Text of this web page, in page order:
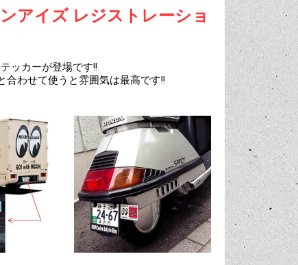
ンアイズ レジストレーショ
ッカーが登場です!!
合わせて使うと雰囲気は最高です!!